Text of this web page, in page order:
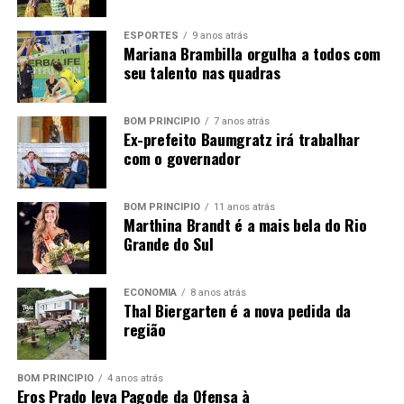
investimento.
ESPORTES 9 anos atrás
Mariana Brambilla orgulha a todos com
seu talento nas quadras
BOM PRINCÍPIO 7 anos atrás
Ex-prefeito Baumgratz irá trabalhar
com o governador
BOM PRINCÍPIO 11 anos atrás
Marthina Brandt é a mais bela do Rio
Grande do Sul
ECONOMIA 8 anos atrás
Thal Biergarten é a nova pedida da
região
BOM PRINCÍPIO 4 anos atrás
Eros Prado leva Pagode da Ofensa à